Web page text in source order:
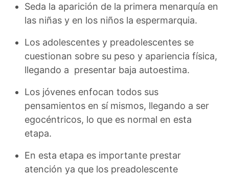
Seda la aparición de la primera menarquía en
las niñas y en los niños la espermarquia.
Los adolescentes y preadolescentes se
cuestionan sobre su peso y apariencia física,
llegando a presentar baja autoestima.
Los jóvenes enfocan todos sus
pensamientos en sí mismos, llegando a ser
egocéntricos, lo que es normal en esta
etapa.
En esta etapa es importante prestar
atención ya que los preadolescente